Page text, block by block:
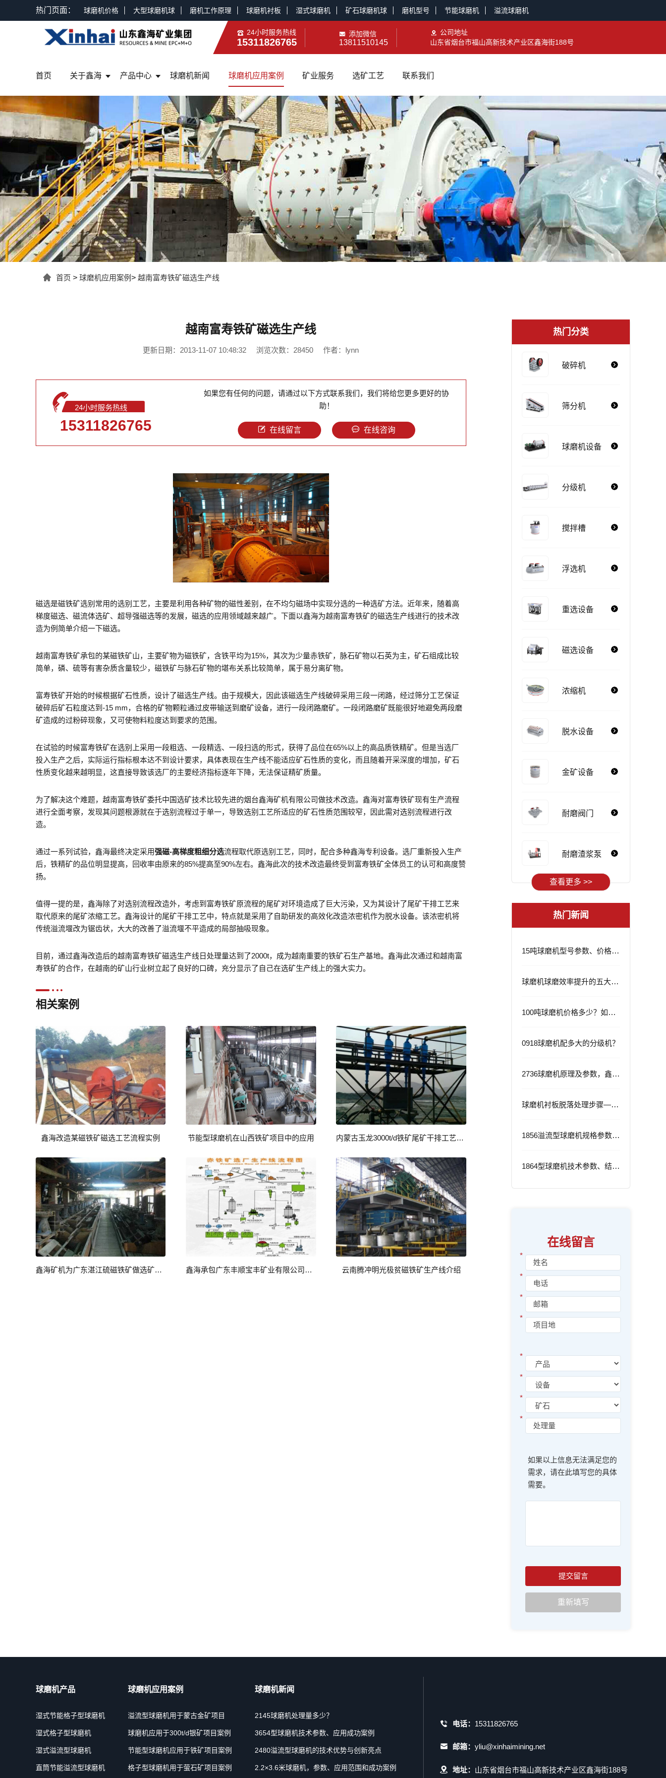
热门页面： 球磨机价格 大型球磨机球 磨机工作原理 球磨机衬板 湿式球磨机 矿石球磨机球 磨机型号 节能球磨机 溢流球磨机
24小时服务热线
15311826765
添加微信
13811510145
公司地址
山东省烟台市福山高新技术产业区鑫海街188号
首页 关于鑫海 产品中心 球磨机新闻 球磨机应用案例 矿业服务 选矿工艺 联系我们
首页 > 球磨机应用案例> 越南富寿铁矿磁选生产线
越南富寿铁矿磁选生产线
更新日期：2013-11-07 10:48:32 浏览次数：28450 作者：lynn
24小时服务热线
15311826765
如果您有任何的问题，请通过以下方式联系我们，我们将给您更多更好的协
助！
在线留言 在线咨询
磁选是磁铁矿选别常用的选别工艺，主要是利用各种矿物的磁性差别，在不均匀磁场中实现分选的一种选矿方法。近年来，随着高
梯度磁选、磁流体选矿、超导强磁选等的发展，磁选的应用领域越来越广。下面以鑫海为越南富寿铁矿的磁选生产线进行的技术改
造为例简单介绍一下磁选。
越南富寿铁矿承包的某磁铁矿山，主要矿物为磁铁矿，含铁平均为15%，其次为少量赤铁矿，脉石矿物以石英为主，矿石组成比较
简单，磷、硫等有害杂质含量较少，磁铁矿与脉石矿物的堪布关系比较简单，属于易分离矿物。
富寿铁矿开始的时候根据矿石性质，设计了磁选生产线。由于规模大，因此该磁选生产线破碎采用三段一闭路，经过筛分工艺保证
破碎后矿石粒度达到-15 mm，合格的矿物颗粒通过皮带输送到磨矿设备，进行一段闭路磨矿。一段闭路磨矿既能很好地避免两段磨
矿造成的过粉碎现象，又可使物料粒度达到要求的范围。
在试验的时候富寿铁矿在选别上采用一段粗选、一段精选、一段扫选的形式，获得了品位在65%以上的高品质铁精矿。但是当选厂
投入生产之后，实际运行指标根本达不到设计要求，具体表现在生产线不能适应矿石性质的变化，而且随着开采深度的增加，矿石
性质变化越来越明显，这直接导致该选厂的主要经济指标逐年下降，无法保证精矿质量。
为了解决这个难题，越南富寿铁矿委托中国选矿技术比较先进的烟台鑫海矿机有限公司做技术改造。鑫海对富寿铁矿现有生产流程
进行全面考察，发现其问题根源就在于选别流程过于单一，导致选别工艺所适应的矿石性质范围较窄，因此需对选别流程进行改
造。
通过一系列试验，鑫海最终决定采用强磁-高梯度粗细分选流程取代原选别工艺，同时，配合多种鑫海专利设备。选厂重新投入生产
后，铁精矿的品位明显提高，回收率由原来的85%提高至90%左右。鑫海此次的技术改造最终受到富寿铁矿全体员工的认可和高度赞
扬。
值得一提的是，鑫海除了对选别流程改造外，考虑到富寿铁矿原流程的尾矿对环境造成了巨大污染，又为其设计了尾矿干排工艺来
取代原来的尾矿浓缩工艺。鑫海设计的尾矿干排工艺中，特点就是采用了自助研发的高效化改造浓密机作为脱水设备。该浓密机将
传统溢流堰改为锯齿状，大大的改善了溢流堰不平造成的局部抽吸现象。
目前，通过鑫海改造后的越南富寿铁矿磁选生产线日处理量达到了2000t，成为越南重要的铁矿石生产基地。鑫海此次通过和越南富
寿铁矿的合作，在越南的矿山行业树立起了良好的口碑，充分显示了自己在选矿生产线上的强大实力。
相关案例
鑫海改造某磁铁矿磁选工艺流程实例 节能型球磨机在山西铁矿项目中的应用 内蒙古玉龙3000t/d铁矿尾矿干排工艺设计
鑫海矿机为广东湛江硫磁铁矿做选矿试验设计 鑫海承包广东丰顺宝丰矿业有限公司铁矿厂 云南腾冲明光极贫磁铁矿生产线介绍
热门分类
破碎机
筛分机
球磨机设备
分级机
搅拌槽
浮选机
重选设备
磁选设备
浓缩机
脱水设备
金矿设备
耐磨阀门
耐磨渣浆泵
查看更多 >>
热门新闻
15吨球磨机型号参数、价格及应用领域
球磨机球磨效率提升的五大策略
100吨球磨机价格多少？如何选择？
0918球磨机配多大的分级机？
2736球磨机原理及参数，鑫海2736球磨机的优势
球磨机衬板脱落处理步骤——从根源解决问题
1856溢流型球磨机规格参数与应用
1864型球磨机技术参数、结构特点及工作流程
在线留言
*
*
*
*
*
*
*
*
如果以上信息无法满足您的
需求，请在此填写您的具体
需要。
球磨机产品
湿式节能格子型球磨机
湿式格子型球磨机
湿式溢流型球磨机
直筒节能溢流型球磨机
球磨机应用案例
溢流型球磨机用于蒙古金矿项目
球磨机应用于300t/d银矿项目案例
节能型球磨机应用于铁矿项目案例
格子型球磨机用于萤石矿项目案例
球磨机新闻
2145球磨机处理量多少？
3654型球磨机技术参数、应用成功案例
2480溢流型球磨机的技术优势与创新亮点
2.2×3.6米球磨机，参数、应用范围和成功案例
电话： 15311826765
邮箱： yliu@xinhaimining.net
地址： 山东省烟台市福山高新技术产业区鑫海街188号